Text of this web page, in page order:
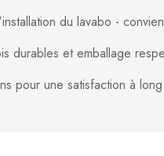
du lavabo -
durables et emballage
pour une satisfaction à